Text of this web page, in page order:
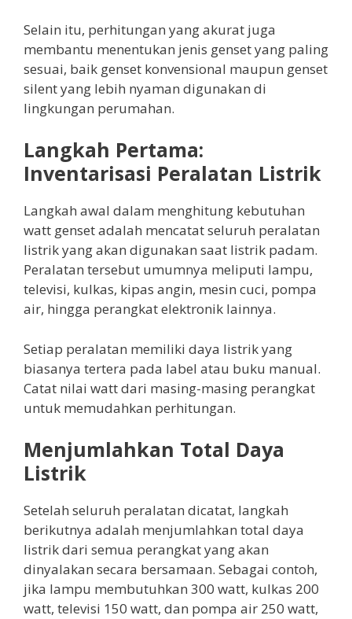
Selain itu, perhitungan yang akurat juga
membantu menentukan jenis genset yang paling
sesuai, baik genset konvensional maupun genset
silent yang lebih nyaman digunakan di
lingkungan perumahan.
Langkah Pertama:
Inventarisasi Peralatan Listrik
Langkah awal dalam menghitung kebutuhan
watt genset adalah mencatat seluruh peralatan
listrik yang akan digunakan saat listrik padam.
Peralatan tersebut umumnya meliputi lampu,
televisi, kulkas, kipas angin, mesin cuci, pompa
air, hingga perangkat elektronik lainnya.
Setiap peralatan memiliki daya listrik yang
biasanya tertera pada label atau buku manual.
Catat nilai watt dari masing-masing perangkat
untuk memudahkan perhitungan.
Menjumlahkan Total Daya
Listrik
Setelah seluruh peralatan dicatat, langkah
berikutnya adalah menjumlahkan total daya
listrik dari semua perangkat yang akan
dinyalakan secara bersamaan. Sebagai contoh,
jika lampu membutuhkan 300 watt, kulkas 200
watt, televisi 150 watt, dan pompa air 250 watt,